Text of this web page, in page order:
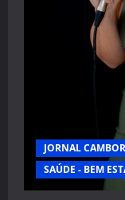
JORNAL
SAÚDE - BEM